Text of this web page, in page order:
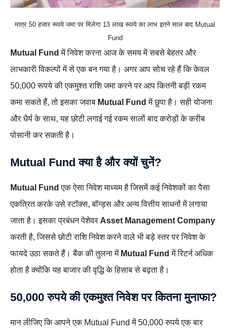
मात्र 50 हजार रूपये जमा पर मिलेगा 13 लाख रूपये का लाभ इतने साल बाद Mutual
Fund
Mutual Fund में निवेश करना आज के समय में सबसे बेहतर और
लाभकारी विकल्पों में से एक बन गया है। अगर आप सोच रहे हैं कि केवल
50,000 रूपये की एकमुश्त राशि जमा करने पर आप कितनी बड़ी रकम
कमा सकते हैं, तो इसका जवाब Mutual Fund में छुपा है। सही योजना
और धैर्य के साथ, यह छोटी लगाई गई रकम सालों बाद करोड़ों के करीब
पोसानी कर सकती है।
Mutual Fund क्या है और क्यों चुनें?
Mutual Fund एक ऐसा निवेश माध्यम है जिसमें कई निवेशकों का पैसा
एकत्रित करके उसे स्टॉक्स, बॉन्ड्स और अन्य वित्तीय साधनों में लगाया
जाता है। इसका प्रबंधन पेशेवर Asset Management Company
करती है, जिससे छोटी राशि निवेश करने वाले भी बड़े स्तर पर निवेश के
फायदे उठा सकते हैं। बैंक की तुलना मेंMutual Fundमें रिटर्न अधिक
होता है क्योंकि यह बाजार की वृद्धि के हिसाब से बढ़ता है।
50,000 रुपये की एकमुश्त निवेश पर कितना मुनाफा?
मान लीजिए कि आपने एक Mutual Fund में 50,000 रुपये एक बार